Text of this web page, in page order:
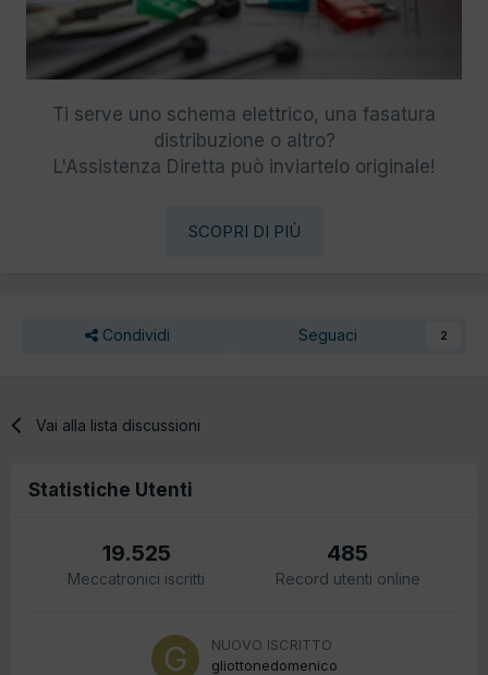
Ti serve uno schema elettrico, una fasatura
distribuzione o altro?
L'Assistenza Diretta può inviartelo originale!
SCOPRI DI PIÙ
Condividi Seguaci 2
Vai alla lista discussioni
Statistiche Utenti
19.525
Meccatronici iscritti
485
Record utenti online
NUOVO ISCRITTO
gliottonedomenico